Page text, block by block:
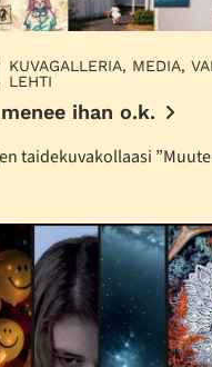
KUVAGALLERIA, MEDIA,
LEHTI
ihan o.k.
taidekuvakollaasi